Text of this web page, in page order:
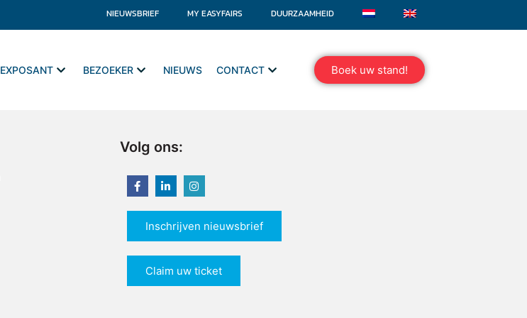
NIEUWSBRIEF MY EASYFAIRS DUURZAAMHEID
EXPOSANT BEZOEKER NIEUWS CONTACT Boek uw stand!
Volg ons:
Inschrijven nieuwsbrief
Claim uw ticket